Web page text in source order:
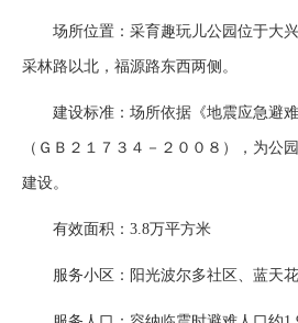
场所位置：采育趣玩儿公园位于大兴
采林路以北，福源路东西两侧。
建设标准：场所依据《地震应急避难
（ＧＢ２１７３４－２００８），为公
建设。
有效面积：3.8万平方米
服务小区：阳光波尔多社区、蓝天花